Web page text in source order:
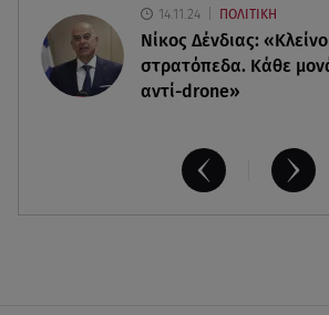
14.11.24 ΠΟΛΙΤΙΚΗ
Νίκος Δένδιας:
στρατόπεδα. Kάθε
αντί-drone»